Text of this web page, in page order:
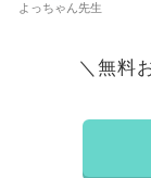
よっちゃん先生
＼無料